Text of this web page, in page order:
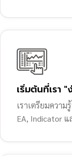
เริ่มต้นที่เรา
เราเตรียมควา
EA, Indicator